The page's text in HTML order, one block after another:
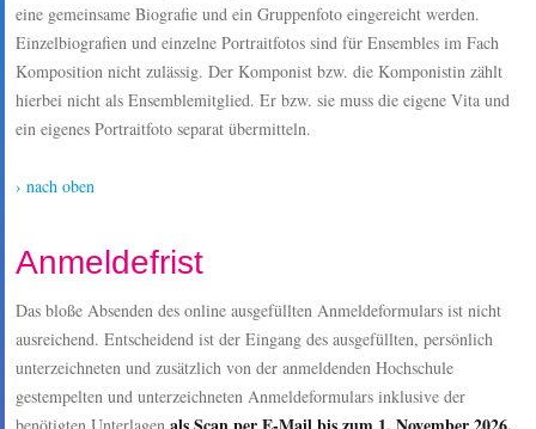
eine gemeinsame Biografie und ein Gruppenfoto eingereicht werden.
Einzelbiografien und einzelne Portraitfotos sind für Ensembles im Fach
Komposition nicht zulässig. Der Komponist bzw. die Komponistin zählt
hierbei nicht als Ensemblemitglied. Er bzw. sie muss die eigene Vita und
ein eigenes Portraitfoto separat übermitteln.
› nach oben
Anmeldefrist
Das bloße Absenden des online ausgefüllten Anmeldeformulars ist nicht
ausreichend. Entscheidend ist der Eingang des ausgefüllten, persönlich
unterzeichneten und zusätzlich von der anmeldenden Hochschule
gestempelten und unterzeichneten Anmeldeformulars inklusive der